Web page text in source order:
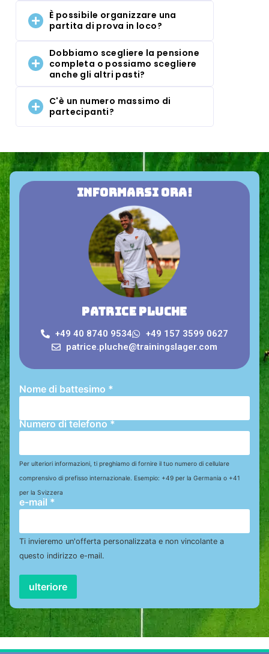
È possibile organizzare una
partita di prova in loco?
Dobbiamo scegliere la pensione
completa o possiamo scegliere
anche gli altri pasti?
C'è un numero massimo di
partecipanti?
Informarsi ora!
Patrice Pluche
+49 40 8740 9534
+49 157 3599 0627
patrice.pluche@trainingslager.com
Nome di battesimo *
Numero di telefono*
Per ulteriori informazioni, ti preghiamo di fornire il tuo numero di cellulare
comprensivo di prefisso internazionale. Esempio: +49 per la Germania o +41
per la Svizzera
e-mail *
Ti invieremo un'offerta personalizzata e non vincolante a
questo indirizzo e-mail.
ulteriore